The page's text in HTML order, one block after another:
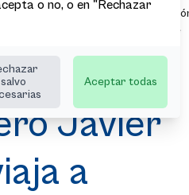
en destinos de
Javier
a
o no, o en "Rechazar
salvo
Aceptar todas